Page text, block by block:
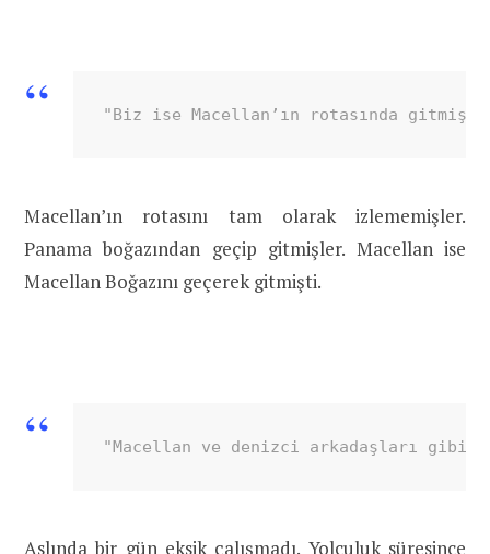
"Biz ise Macellan’ın rotasında gitmiş
Macellan’ın rotasını tam olarak izlememişler.
Panama boğazından geçip gitmişler. Macellan ise
Macellan Boğazını geçerek gitmişti.
"Macellan ve denizci arkadaşları gibi
Aslında bir gün eksik çalışmadı. Yolculuk süresince